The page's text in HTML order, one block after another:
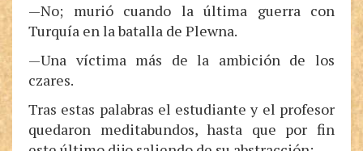
—No; murió cuando la última guerra con
Turquía en la batalla de Plewna.
—Una víctima más de la ambición de los
czares.
Tras estas palabras el estudiante y el profesor
quedaron meditabundos, hasta que por fin